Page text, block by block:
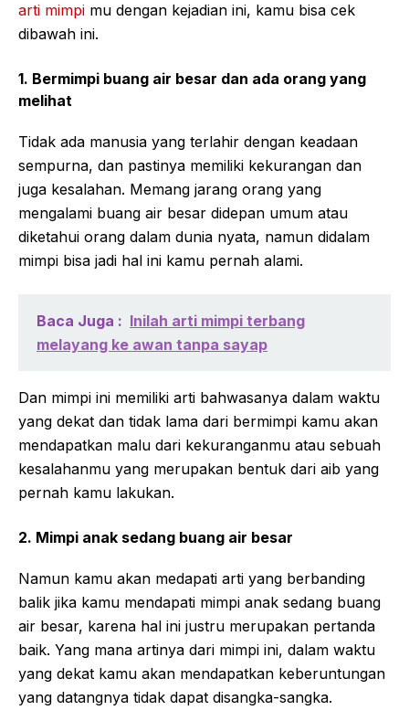
arti mimpi mu dengan kejadian ini, kamu bisa cek
dibawah ini.
1. Bermimpi buang air besar dan ada orang yang
melihat
Tidak ada manusia yang terlahir dengan keadaan
sempurna, dan pastinya memiliki kekurangan dan
juga kesalahan. Memang jarang orang yang
mengalami buang air besar didepan umum atau
diketahui orang dalam dunia nyata, namun didalam
mimpi bisa jadi hal ini kamu pernah alami.
Baca Juga : Inilah arti mimpi terbang
melayang ke awan tanpa sayap
Dan mimpi ini memiliki arti bahwasanya dalam waktu
yang dekat dan tidak lama dari bermimpi kamu akan
mendapatkan malu dari kekuranganmu atau sebuah
kesalahanmu yang merupakan bentuk dari aib yang
pernah kamu lakukan.
2. Mimpi anak sedang buang air besar
Namun kamu akan medapati arti yang berbanding
balik jika kamu mendapati mimpi anak sedang buang
air besar, karena hal ini justru merupakan pertanda
baik. Yang mana artinya dari mimpi ini, dalam waktu
yang dekat kamu akan mendapatkan keberuntungan
yang datangnya tidak dapat disangka-sangka.